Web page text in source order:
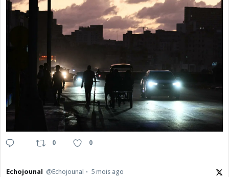
0 0
Echojounal @Echojounal
5 mois ago